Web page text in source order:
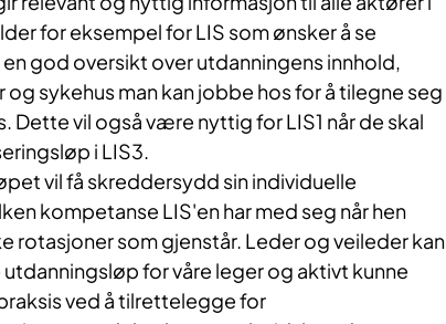
for eksempel for LIS som ønsker å se
god oversikt over utdanningens innhold,
og sykehus man kan jobbe hos for å tilegne seg
Dette vil også være nyttig for LIS1 når de skal
i LIS3.
vil få skreddersydd sin individuelle
kompetanse LIS'en har med seg når hen
rotasjoner som gjenstår. Leder og veileder kan
for våre leger og aktivt kunne
ved å tilrettelegge for